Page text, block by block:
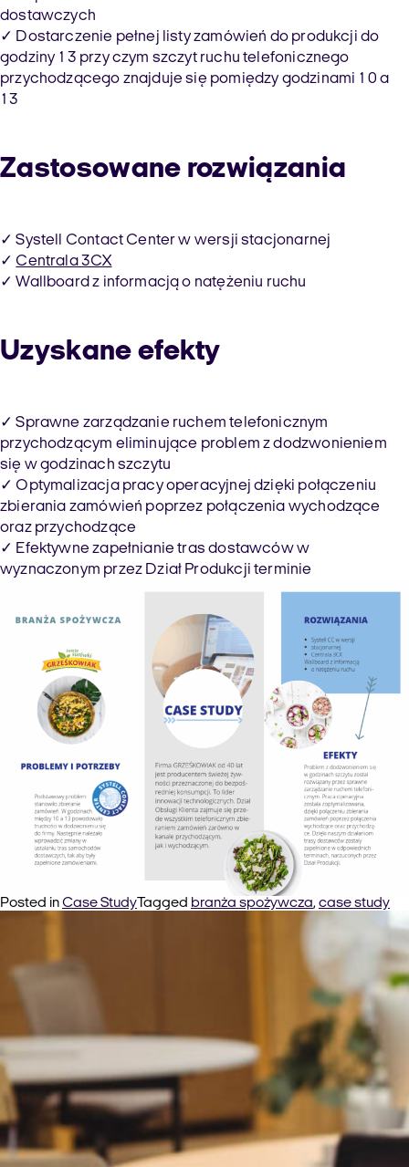
dostawczych
✓ Dostarczenie pełnej listy zamówień do produkcji do
godziny 13 przy czym szczyt ruchu telefonicznego
przychodzącego znajduje się pomiędzy godzinami 10 a
13
Zastosowane rozwiązania
✓ Systell Contact Center w wersji stacjonarnej
✓ Centrala 3CX
✓ Wallboard z informacją o natężeniu ruchu
Uzyskane efekty
✓ Sprawne zarządzanie ruchem telefonicznym
przychodzącym eliminujące problem z dodzwonieniem
się w godzinach szczytu
✓ Optymalizacja pracy operacyjnej dzięki połączeniu
zbierania zamówień poprzez połączenia wychodzące
oraz przychodzące
✓ Efektywne zapełnianie tras dostawców w
wyznaczonym przez Dział Produkcji terminie
Posted inCase StudyTagged branża spożywcza, case study